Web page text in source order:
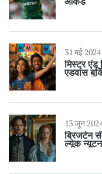
31 मई 2024
मिस्टर एंड
एडवांस
13 जून
ब्रिजर्टन
ल्यूक न्यूटन